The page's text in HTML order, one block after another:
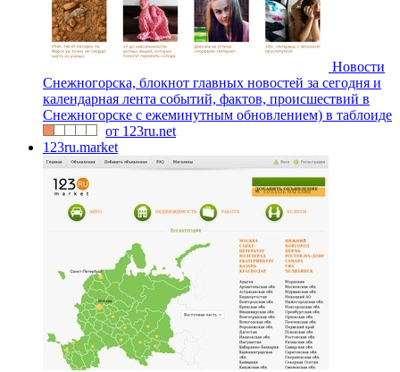
Новости
Снежногорска, блокнот главных новостей за сегодня и
календарная лента событий, фактов, происшествий в
Снежногорске с ежеминутным обновлением) в таблоиде
от 123ru.net
123ru.market